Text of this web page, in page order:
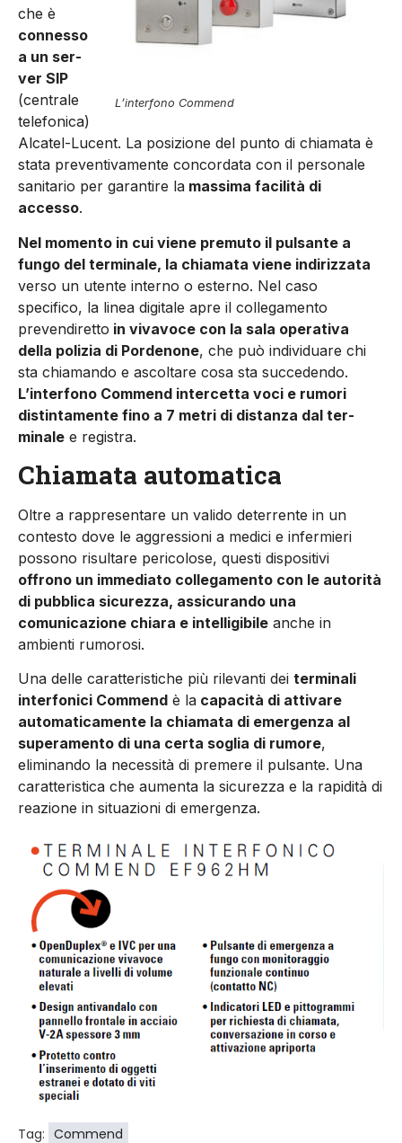
L’interfono Commend
che è
connesso
a un ser­
ver SIP
(centrale
telefonica)
Alcatel-Lucent. La posizione del punto di chiamata è
stata preventivamente concordata con il personale
sanita­rio per garantire la massima facilità di
accesso.
Nel momento in cui viene premuto il pulsante a
fungo del terminale, la chiamata viene indiriz­zata
verso un utente interno o esterno. Nel caso
specifico, la linea digitale apre il collegamento
preven­diretto in vivavoce con la sala operativa
della polizia di Pordenone, che può individuare chi
sta chiamando e ascoltare cosa sta succedendo.
L’interfono Commend intercetta voci e rumori
distintamente fino a 7 metri di distanza dal ter­
minale e registra.
Chiamata automatica
Oltre a rappresentare un valido deterrente in un
contesto dove le aggressioni a medici e infermieri
possono risultare pericolose, questi dispositivi
offrono un immediato collegamento con le au­torità
di pubblica sicurezza, assicurando una
comunicazione chiara e intelligibile anche in
ambienti rumorosi.
Una delle caratteristiche più rilevanti dei termi­nali
interfonici Commend è la capacità di attiva­re
automaticamente la chiamata di emergenza al
superamento di una certa soglia di rumore,
eliminando la necessità di premere il pulsante. Una
caratteristica che aumenta la sicurezza e la rapidità di
reazione in situazioni di emergenza.
Tag: Commend